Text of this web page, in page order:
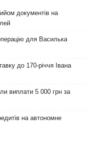
документів на
для Василька
до 170-річчя Івана
виплати 5 000 грн за
на автономне